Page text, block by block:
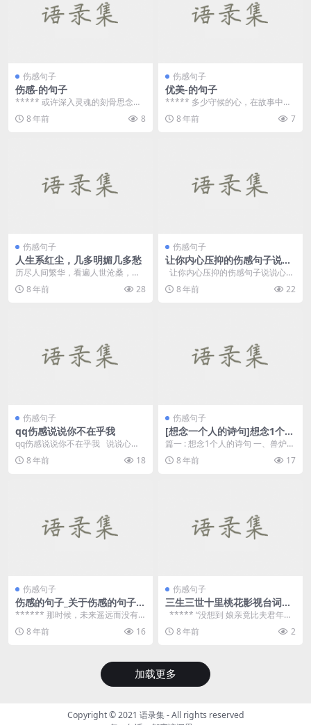
伤感句子
伤感-的句子
***** 或许深入灵魂的刻骨思念也
抵不过日日相伴的温暖情谊，就如
同凡夫俗子终究...
8 年前 8
伤感句子
优美-的句子
***** 多少守候的心，在故事中，
在故事的故事中。望穿秋水。 ****
* 在三...
8 年前 7
伤感句子
人生系红尘，几多明媚几多愁
历尽人间繁华，看遍人世沧桑，一
颗孤独的心在滚滚红尘中漂泊不
定。岁月如流水，静静的...
8 年前 28
伤感句子
让你内心压抑的伤感句子说说
心情
让你内心压抑的伤感句子说说心情
精选一...
8 年前 22
伤感句子
qq伤感说说你不在乎我
qq伤感说说你不在乎我 说说心
情：去爱一个你不在乎我的人，跟
犯贱有...
8 年前 18
伤感句子
[想念一个人的诗句]想念1个人
的诗句
篇一 : 想念1个人的诗句 一、兽炉沈
水烟，翠沼残花片，一行行写入相
思传。－张可...
8 年前 17
伤感句子
伤感的句子_关于伤感的句子_
描写伤感的好句
****** 那时候，未来遥远而没有
形状，梦想还不知道该叫什么名字
... 8 年前 16
伤感句子
三生三世十里桃花影视台词欣
赏
***** “没想到 娘亲竟比夫君年岁
大了这么多 父君...
8 年前 2
加载更多
Copyright © 2021 语录集- All rights reserved